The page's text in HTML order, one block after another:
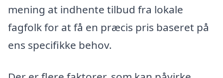
mening at indhente tilbud fra lokale
fagfolk for at få en præcis pris baseret på
ens specifikke behov.